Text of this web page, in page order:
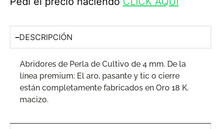
DESCRIPCIÓN
Abridores de Perla de Cultivo de 4 mm. De la
línea premium: El aro, pasante y tic o cierre
están completamente fabricados en Oro 18 K.
macizo.